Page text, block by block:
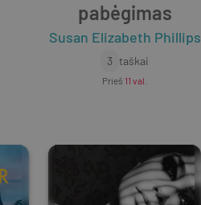
pabėgimas
Susan Elizabeth Phillips
3 taškai
Prieš 11 val.